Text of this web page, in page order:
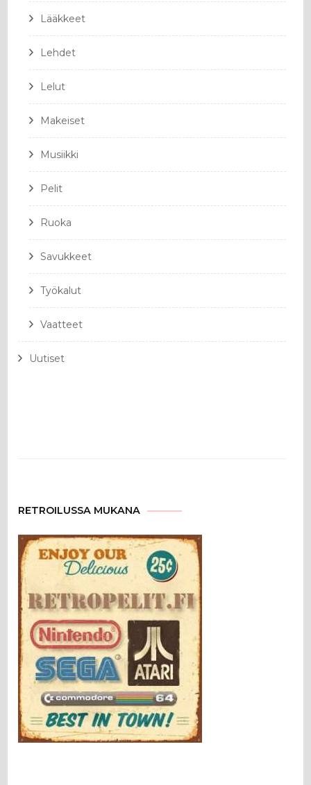
Lääkkeet
Lehdet
Lelut
Makeiset
Musiikki
Pelit
Ruoka
Savukkeet
Työkalut
Vaatteet
Uutiset
RETROILUSSA MUKANA